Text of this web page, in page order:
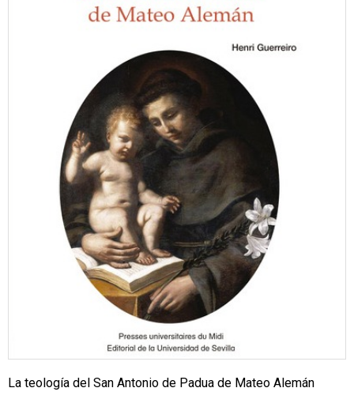
La teología del San Antonio de Padua de Mateo Alemán